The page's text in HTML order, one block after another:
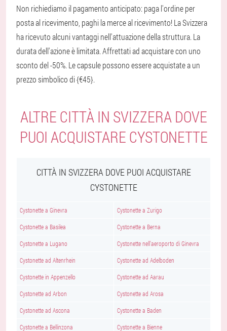
Non richiediamo il pagamento anticipato: paga l'ordine per
posta al ricevimento, paghi la merce al ricevimento! La Svizzera
ha ricevuto alcuni vantaggi nell'attuazione della struttura. La
durata dell'azione è limitata. Affrettati ad acquistare con uno
sconto del -50%. Le capsule possono essere acquistate a un
prezzo simbolico di {€45}.
ALTRE CITTÀ IN SVIZZERA DOVE
PUOI ACQUISTARE CYSTONETTE
CITTÀ IN SVIZZERA DOVE PUOI ACQUISTARE
CYSTONETTE
Cystonette a Ginevra Cystonette a Zurigo
Cystonette a Basilea Cystonette a Berna
Cystonette a Lugano Cystonette nell'aeroporto di Ginevra
Cystonette ad Altenrhein Cystonette ad Adelboden
Cystonette in Appenzello Cystonette ad Aarau
Cystonette ad Arbon Cystonette ad Arosa
Cystonette ad Ascona Cystonette a Baden
Cystonette a Bellinzona Cystonette a Bienne